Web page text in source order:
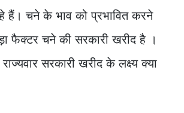
हैं। चने के भाव को प्रभावित करने
फैक्टर चने की सरकारी खरीद है ।
सरकारी खरीद के लक्ष्य क्या